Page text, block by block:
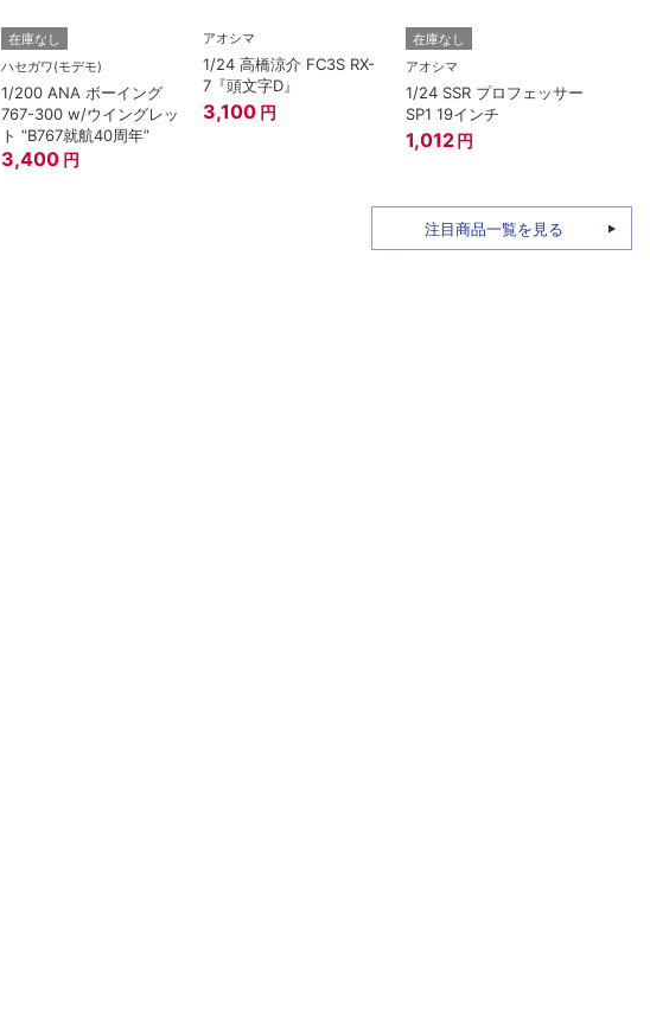
在庫なし
ハセガワ(モデモ)
1/200 ANA ボーイング
767-300 w/ウイングレッ
ト “B767就航40周年”
3,400 円
アオシマ
1/24 高橋涼介 FC3S RX-
7『頭文字D』
3,100 円
在庫なし
アオシマ
1/24 SSR プロフェッサー
SP1 19インチ
1,012 円
注目商品一覧を見る